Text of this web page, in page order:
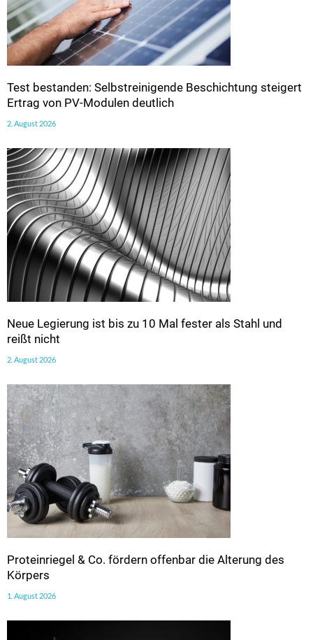
Test bestanden: Selbstreinigende Beschichtung steigert
Ertrag von PV-Modulen deutlich
2. August 2026
Neue Legierung ist bis zu 10 Mal fester als Stahl und
reißt nicht
2. August 2026
Proteinriegel & Co. fördern offenbar die Alterung des
Körpers
1. August 2026